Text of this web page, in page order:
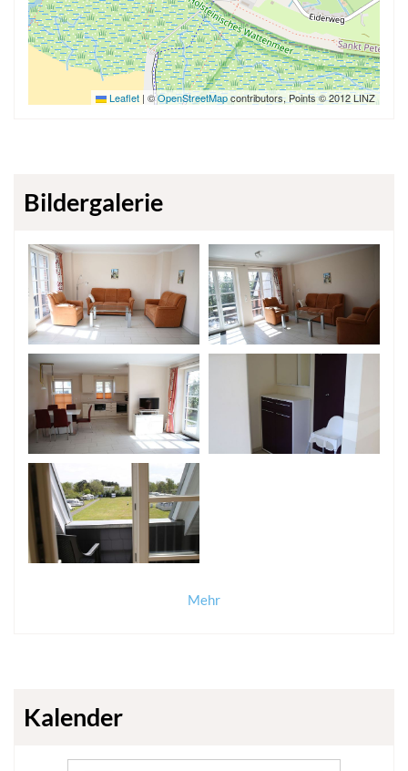
Leaflet | ©OpenStreetMapcontributors, Points © 2012 LINZ
Bildergalerie
Mehr
Kalender